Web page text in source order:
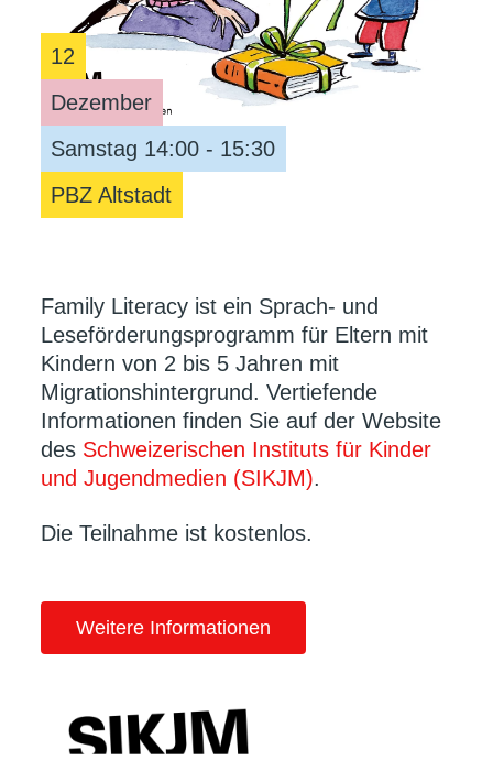
12
Dezember
Samstag 14:00 - 15:30
PBZ Altstadt
Family Literacy ist ein Sprach- und
Leseförderungsprogramm für Eltern mit
Kindern von 2 bis 5 Jahren mit
Migrationshintergrund. Vertiefende
Informationen finden Sie auf der Website
des Schweizerischen Instituts für Kinder
und Jugendmedien (SIKJM).
Die Teilnahme ist kostenlos.
Weitere Informationen